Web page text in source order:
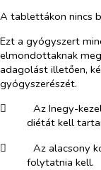
A tablettákon nincs
Ezt a gyógyszert
elmondottaknak
adagolást illetően,
gyógyszerészét.
​
Az Inegy-
diétát kell
​
Az alacsony
folytatnia kell.